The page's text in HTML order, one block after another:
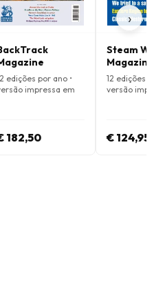
edições por ano •
impressa em
182,50
Steam
Magazine
12 edições por
versão
€ 124,95
›